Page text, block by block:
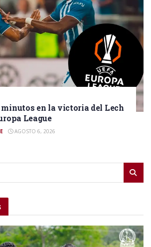
minutos en la victoria del Lech
League
AGOSTO 6, 2026